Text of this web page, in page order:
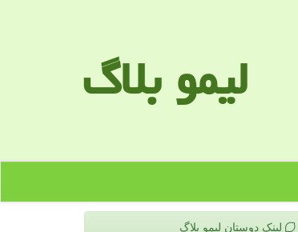
لیمو بلاگ
لینک دوستان لیمو بلاگ